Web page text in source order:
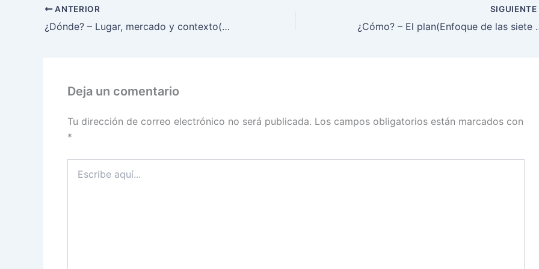
ANTERIOR
¿Dónde? – Lugar, mercado y contexto(El enfoque de las siete preguntas:Elaboración de propuestas)
SIGUIENTE
¿Cómo? – El
Deja un comentario
Tu dirección de correo electrónico no será publicada. Los campos obligatorios están marcados con
*
aquí...